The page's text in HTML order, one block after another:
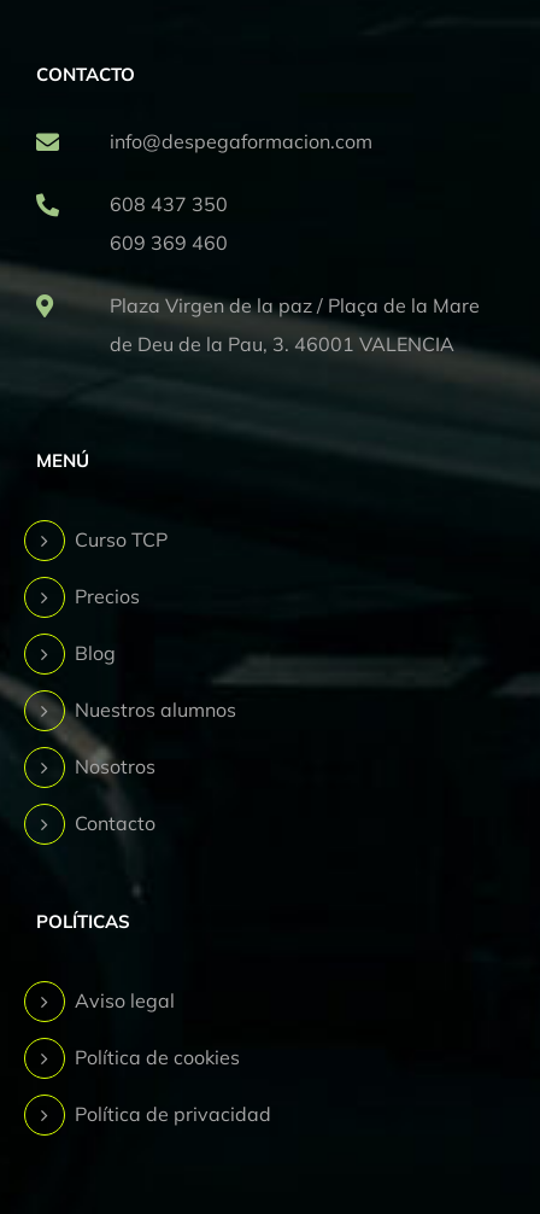
CONTACTO
info@despegaformacion.com
608 437 350
609 369 460
Plaza Virgen de la paz / Plaça de la Mare
de Deu de la Pau, 3. 46001 VALENCIA
MENÚ
Curso TCP
Precios
Blog
Nuestros alumnos
Nosotros
Contacto
POLÍTICAS
Aviso legal
Política de cookies
Política de privacidad